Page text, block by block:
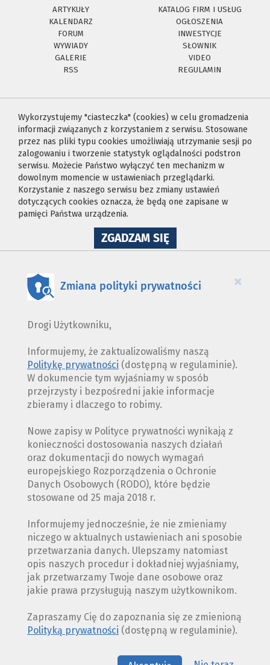
ARTYKUŁY
KATALOG FIRM I USŁUG
KALENDARZ
OGŁOSZENIA
FORUM
INWESTYCJE
WYWIADY
SŁOWNIK
GALERIE
VIDEO
RSS
REGULAMIN
Wykorzystujemy "ciasteczka" (cookies) w celu gromadzenia
informacji związanych z korzystaniem z serwisu. Stosowane
przez nas pliki typu cookies umożliwiają utrzymanie sesji po
zalogowaniu i tworzenie statystyk oglądalności podstron
serwisu. Możecie Państwo wyłączyć ten mechanizm w
dowolnym momencie w ustawieniach przeglądarki.
Korzystanie z naszego serwisu bez zmiany ustawień
dotyczących cookies oznacza, że będą one zapisane w
pamięci Państwa urządzenia.
ZGADZAM SIĘNA
WYKORZYSTANIE
×
Zmiana polityki prywatności
Drogi Użytkowniku,
Informujemy, że zaktualizowaliśmy naszą
Politykę prywatności (dostępną w regulaminie).
W dokumencie tym wyjaśniamy w sposób
przejrzysty i bezpośredni jakie informacje
zbieramy i dlaczego to robimy.
Nowe zapisy w Polityce prywatności wynikają z
konieczności dostosowania naszych działań
oraz dokumentacji do nowych wymagań
europejskiego Rozporządzenia o Ochronie
Danych Osobowych (RODO), które będzie
stosowane od 25 maja 2018 r.
Informujemy jednocześnie, że nie zmieniamy
niczego w aktualnych ustawieniach ani sposobie
przetwarzania danych. Ulepszamy natomiast
opis naszych procedur i dokładniej wyjaśniamy,
jak przetwarzamy Twoje dane osobowe oraz
jakie prawa przysługują naszym użytkownikom.
Zapraszamy Cię do zapoznania się ze zmienioną
Polityką prywatności (dostępną w regulaminie).